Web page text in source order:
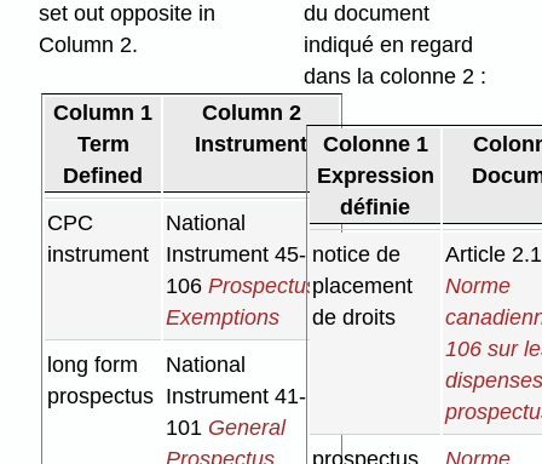
set out opposite in
Column 2.
Column 1
Term
Defined
Column 2
Instrument
CPC
instrument
National
Instrument 45-
106Prospectus
Exemptions
long form
prospectus
National
Instrument 41-
101 General
Prospectus
du document
indiqué en regard
dans la colonne 2 :
Colonne 1
Expression
définie
notice de
placement
de droits
Article
Norme
106 sur
prospectus
Norme